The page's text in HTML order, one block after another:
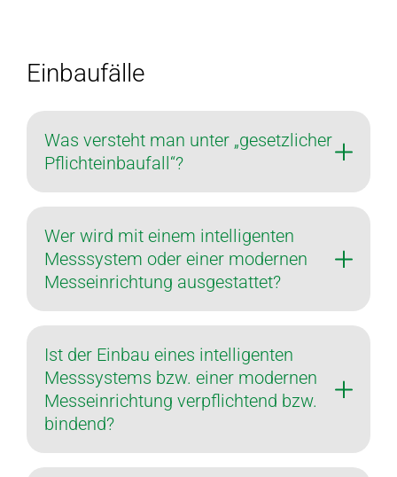
Einbaufälle
Was versteht man unter „gesetzlicher
Pflichteinbaufall“?
Wer wird mit einem intelligenten
Messsystem oder einer modernen
Messeinrichtung ausgestattet?
Ist der Einbau eines intelligenten
Messsystems bzw. einer modernen
Messeinrichtung verpflichtend bzw.
bindend?